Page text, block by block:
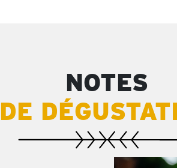
NOTES
DE